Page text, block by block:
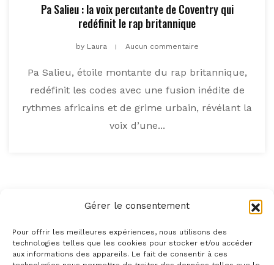
Gérer le consentement
Pour offrir les meilleures expériences, nous utilisons des
technologies telles que les cookies pour stocker et/ou accéder
aux informations des appareils. Le fait de consentir à ces
Pa Salieu : la voix percutante de Coventry qui
redéfinit le rap britannique
byLaura Aucun commentaire
Pa Salieu, étoile montante du rap britannique,
redéfinit les codes avec une fusion inédite de
rythmes africains et de grime urbain, révélant la
voix d’une...